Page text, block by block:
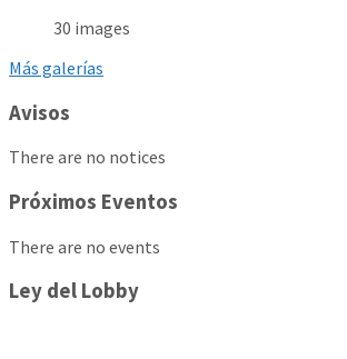
30 images
Más galerías
Avisos
There are no notices
Próximos Eventos
There are no events
Ley del Lobby